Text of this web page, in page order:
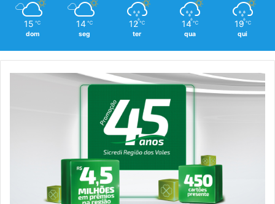
15 ℃
dom
14 ℃
seg
12 ℃
ter
14 ℃
qua
19 ℃
qui